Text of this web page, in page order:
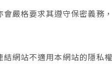
嚴格要求其遵守保密義務
網站不適用本網站的隱私